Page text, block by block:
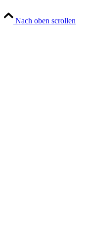
Nach oben scrollen